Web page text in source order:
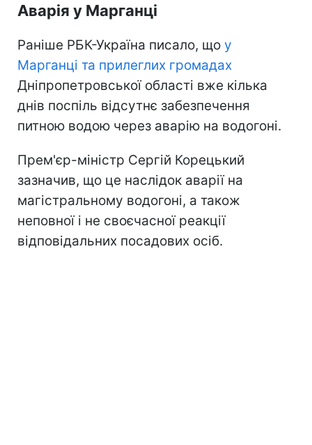
Аварія у Марганці
Раніше РБК-Україна писало, що у
Марганці та прилеглих громадах
Дніпропетровської області вже кілька
днів поспіль відсутнє забезпечення
питною водою через аварію на водогоні.
Прем'єр-міністр Сергій Корецький
зазначив, що це наслідок аварії на
магістральному водогоні, а також
неповної і не своєчасної реакції
відповідальних посадових осіб.